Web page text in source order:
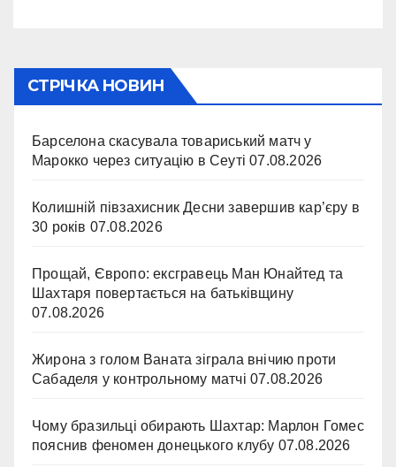
СТРІЧКА НОВИН
Барселона скасувала товариський матч у
Марокко через ситуацію в Сеуті 07.08.2026
Колишній півзахисник Десни завершив кар’єру в
30 років 07.08.2026
Прощай, Європо: ексгравець Ман Юнайтед та
Шахтаря повертається на батьківщину
07.08.2026
Жирона з голом Ваната зіграла внічию проти
Сабаделя у контрольному матчі 07.08.2026
Чому бразильці обирають Шахтар: Марлон Гомес
пояснив феномен донецького клубу 07.08.2026